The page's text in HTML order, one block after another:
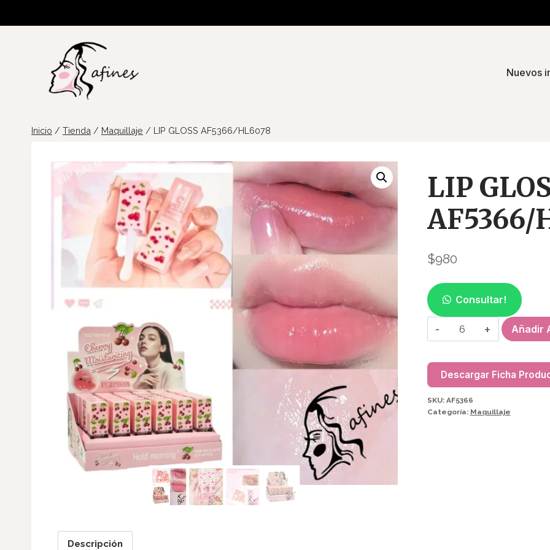
Nuevos
Inicio / Tienda / Maquillaje / LIP GLOSS AF5366/HL6078
LIP
AF5366/
$980
Consultar!
LIP
GLOSS
cantidad
Añadir
Descargar Ficha
SKU: AF5366
Categoría: Maquillaje
Descripción